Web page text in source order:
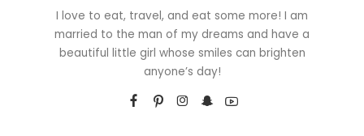
I love to eat, travel, and eat some more! I am
married to the man of my dreams and have a
beautiful little girl whose smiles can brighten
anyone’s day!